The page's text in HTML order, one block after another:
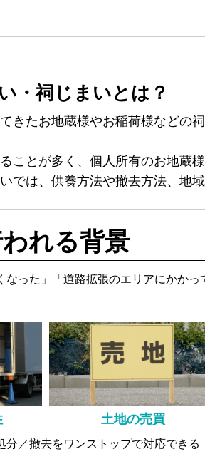
・祠じまいとは？
きたお地蔵様やお稲荷様などの
ことが多く、個人所有のお地蔵
では、供養方法や撤去方法、地
れる背景
なった」「道路拡張のエリアにかか
土地の売買
／撤去をワンストップで対応でき